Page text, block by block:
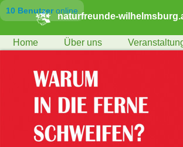
10 Benutzeronline
naturfreunde-
Home Über uns